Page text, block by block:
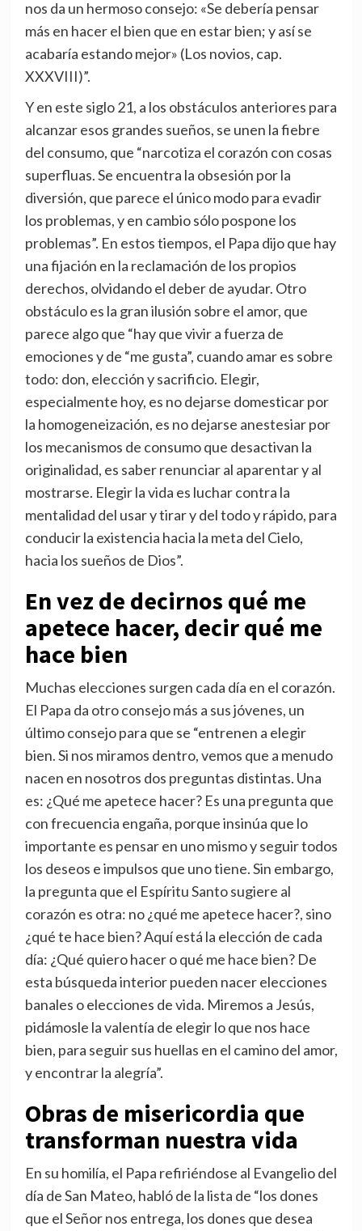
nos da un hermoso consejo: «Se debería pensar
más en hacer el bien que en estar bien; y así se
acabaría estando mejor» (Los novios, cap.
XXXVIII)”.
Y en este siglo 21, a los obstáculos anteriores para
alcanzar esos grandes sueños, se unen la fiebre
del consumo, que “narcotiza el corazón con cosas
superfluas. Se encuentra la obsesión por la
diversión, que parece el único modo para evadir
los problemas, y en cambio sólo pospone los
problemas”. En estos tiempos, el Papa dijo que hay
una fijación en la reclamación de los propios
derechos, olvidando el deber de ayudar. Otro
obstáculo es la gran ilusión sobre el amor, que
parece algo que “hay que vivir a fuerza de
emociones y de “me gusta”, cuando amar es sobre
todo: don, elección y sacrificio. Elegir,
especialmente hoy, es no dejarse domesticar por
la homogeneización, es no dejarse anestesiar por
los mecanismos de consumo que desactivan la
originalidad, es saber renunciar al aparentar y al
mostrarse. Elegir la vida es luchar contra la
mentalidad del usar y tirar y del todo y rápido, para
conducir la existencia hacia la meta del Cielo,
hacia los sueños de Dios”.
En vez de decirnos qué me
apetece hacer, decir qué me
hace bien
Muchas elecciones surgen cada día en el corazón.
El Papa da otro consejo más a sus jóvenes, un
último consejo para que se “entrenen a elegir
bien. Si nos miramos dentro, vemos que a menudo
nacen en nosotros dos preguntas distintas. Una
es: ¿Qué me apetece hacer? Es una pregunta que
con frecuencia engaña, porque insinúa que lo
importante es pensar en uno mismo y seguir todos
los deseos e impulsos que uno tiene. Sin embargo,
la pregunta que el Espíritu Santo sugiere al
corazón es otra: no ¿qué me apetece hacer?, sino
¿qué te hace bien? Aquí está la elección de cada
día: ¿Qué quiero hacer o qué me hace bien? De
esta búsqueda interior pueden nacer elecciones
banales o elecciones de vida. Miremos a Jesús,
pidámosle la valentía de elegir lo que nos hace
bien, para seguir sus huellas en el camino del amor,
y encontrar la alegría”.
Obras de misericordia que
transforman nuestra vida
En su homilía, el Papa refiriéndose al Evangelio del
día de San Mateo, habló de la lista de “los dones
que el Señor nos entrega, los dones que desea